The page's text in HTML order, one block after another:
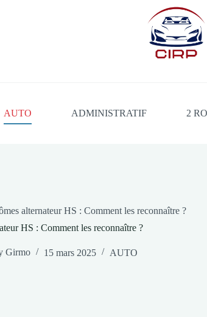
AUTO ADMINISTRATIF 2
alternateur HS : Comment les reconnaître ?
HS : Comment les reconnaître ?
Girmo 15 mars 2025 AUTO